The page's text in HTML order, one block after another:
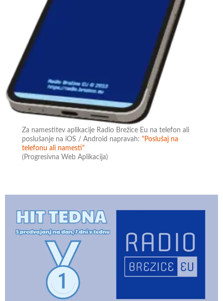
Za namestitev aplikacije Radio Brežice Eu na telefon ali
poslušanje na iOS / Android napravah:"Poslušaj na
telefonu ali namesti"
(Progresivna Web Aplikacija)